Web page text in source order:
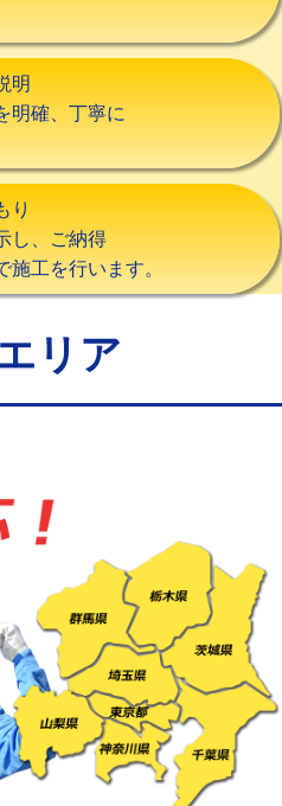
16,500円
栓） 16,500円
3,300円
ンド止
5,500円
HI）使
）使
+8,800円
・銅
)
44,000円
・銅
)
+8,800円
作業）
明
明確、丁寧に
り
し、ご納得
施工を行います。
リア